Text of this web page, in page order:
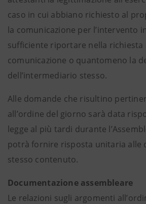
caso in cui abbiano richiesto al
la comunicazione per l’intervento
sufficiente riportare nella
comunicazione o quantomeno la
dell’intermediario stesso.
Alle domande che risultino
all’ordine del giorno sarà data
legge al più tardi durante
potrà fornire risposta unitaria alle
stesso contenuto.
Documentazione assembleare
Le relazioni sugli argomenti